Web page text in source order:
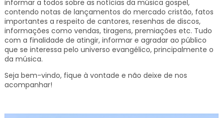
informar a todos sobre as notícias da música gospel,
contendo notas de lançamentos do mercado cristão, fatos
importantes a respeito de cantores, resenhas de discos,
informações como vendas, tiragens, premiações etc. Tudo
com a finalidade de atingir, informar e agradar ao público
que se interessa pelo universo evangélico, principalmente o
da música.
Seja bem-vindo, fique à vontade e não deixe de nos
acompanhar!